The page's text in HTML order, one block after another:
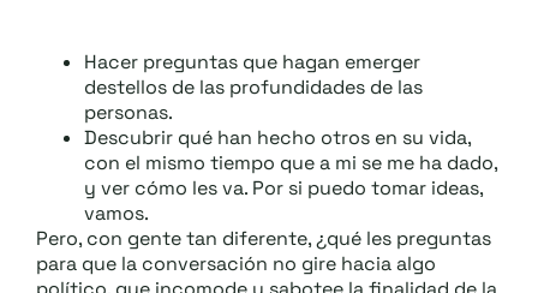
Hacer preguntas que hagan emerger
destellos de las profundidades de las
personas.
Descubrir qué han hecho otros en su vida,
con el mismo tiempo que a mi se me ha dado,
y ver cómo les va. Por si puedo tomar ideas,
vamos.
Pero, con gente tan diferente, ¿qué les preguntas
para que la conversación no gire hacia algo